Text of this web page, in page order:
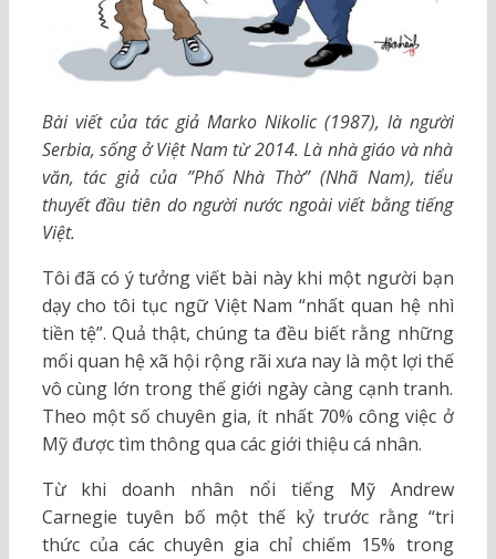
Bài viết của tác giả Marko Nikolic (1987), là người
Serbia, sống ở Việt Nam từ 2014. Là nhà giáo và nhà
văn, tác giả của ”Phố Nhà Thờ” (Nhã Nam), tiểu
thuyết đầu tiên do người nước ngoài viết bằng tiếng
Việt.
Tôi đã có ý tưởng viết bài này khi một người bạn
dạy cho tôi tục ngữ Việt Nam “nhất quan hệ nhì
tiền tệ”. Quả thật, chúng ta đều biết rằng những
mối quan hệ xã hội rộng rãi xưa nay là một lợi thế
vô cùng lớn trong thế giới ngày càng cạnh tranh.
Theo một số chuyên gia, ít nhất 70% công việc ở
Mỹ được tìm thông qua các giới thiệu cá nhân.
Từ khi doanh nhân nổi tiếng Mỹ Andrew
Carnegie tuyên bố một thế kỷ trước rằng “tri
thức của các chuyên gia chỉ chiếm 15% trong